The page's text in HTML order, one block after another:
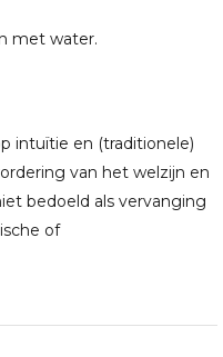
met water.
intuïtie en (traditionele)
van het welzijn en
bedoeld als vervanging
of